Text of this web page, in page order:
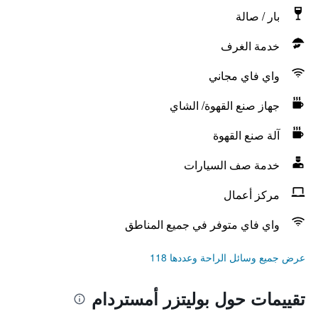
بار / صالة
خدمة الغرف
واي فاي مجاني
جهاز صنع القهوة/ الشاي
آلة صنع القهوة
خدمة صف السيارات
مركز أعمال
واي فاي متوفر في جميع المناطق
عرض جميع وسائل الراحة وعددها 118
تقييمات حول بوليتزر أمستردام